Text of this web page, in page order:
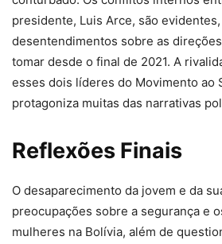
presidente, Luis Arce, são
desentendimentos sobre as
tomar desde o final de 2021. A
esses dois líderes do Movimento ao
protagoniza muitas das narrativas
Reflexões Finais
O desaparecimento da jovem e da
preocupações sobre a segurança e
mulheres na Bolívia, além de